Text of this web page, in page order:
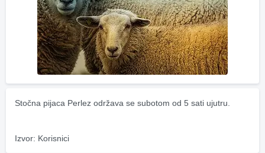
Stočna pijaca Perlez održava se subotom od 5 sati ujutru.
Izvor: Korisnici